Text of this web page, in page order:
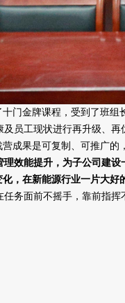
门金牌课程，受到了班
员工现状进行再升级、
成果是可复制、可推广
效能提升，为子公司建
，在新能源行业一片大
务面前不摇手，靠前指